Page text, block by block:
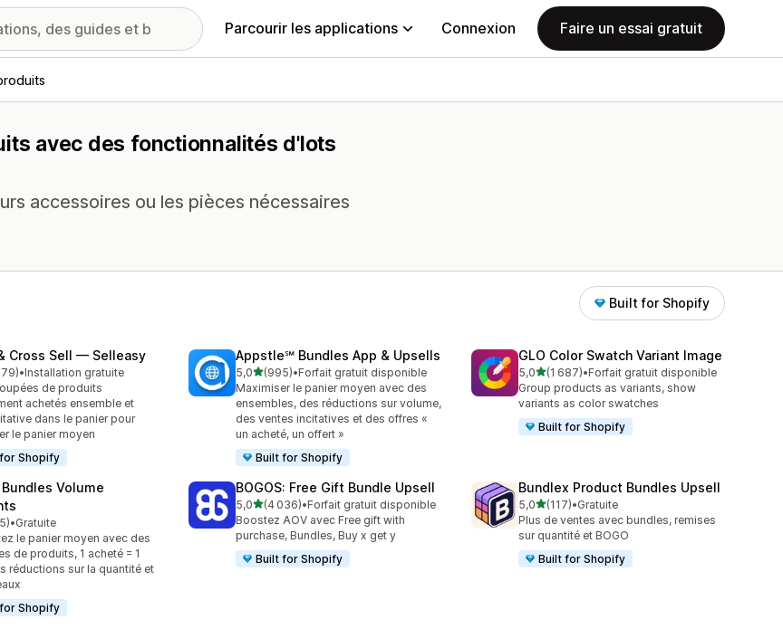
Parcourir les applications Connexion Faire un essai gratuit
avec des fonctionnalités d'lots
accessoires ou les pièces nécessaires
Built for Shopify
Cross Sell — Selleasy
sur 5
au total
•Installation gratuite
de produits
achetés ensemble et
dans le panier pour
le panier moyen
Shopify
Appstle℠ Bundles App & Upsells
5,0étoile(s) sur 5
(995)
995 avis au total
•Forfait gratuit disponible
Maximiser le panier moyen avec des
ensembles, des réductions sur volume,
des ventes incitatives et des offres «
un acheté, un offert »
Built for Shopify
GLO Color Swatch Variant Image
5,0étoile(s) sur 5
(1 687)
1687 avis au total
•Forfait gratuit disponible
Group products as variants, show
variants as color swatches
Built for Shopify
Bundles Volume
sur 5
total
•Gratuite
le panier moyen avec des
de produits, 1 acheté = 1
réductions sur la quantité et
Shopify
BOGOS: Free Gift Bundle Upsell
5,0étoile(s) sur 5
(4 036)
4036 avis au total
•Forfait gratuit disponible
Boostez AOV avec Free gift with
purchase, Bundles, Buy x get y
Built for Shopify
Bundlex Product Bundles Upsell
5,0étoile(s) sur 5
(117)
117 avis au total
•Gratuite
Plus de ventes avec bundles, remises
sur quantité et BOGO
Built for Shopify